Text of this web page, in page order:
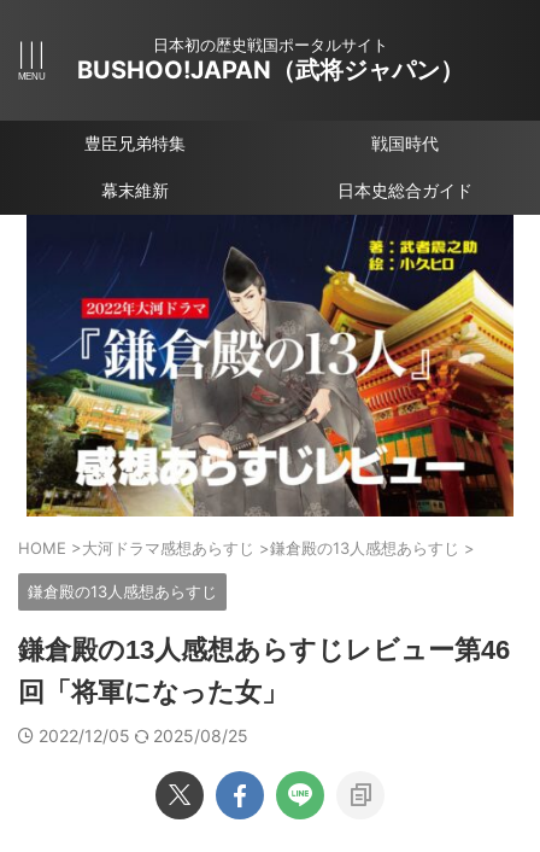
日本初の歴史戦国ポータルサイト
BUSHOO!JAPAN（武将ジャパン）
豊臣兄弟特集 戦国時代
幕末維新 日本史総合ガイド
HOME >大河ドラマ感想あらすじ >鎌倉殿の13人感想あらすじ >
鎌倉殿の13人感想あらすじ
鎌倉殿の13人感想あらすじレビュー第46
回「将軍になった女」
2022/12/05 2025/08/25